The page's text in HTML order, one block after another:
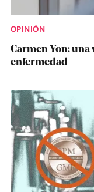
OPINIÓN
Carmen Yon: una
enfermedad